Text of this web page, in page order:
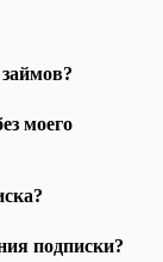
моего
подписки?